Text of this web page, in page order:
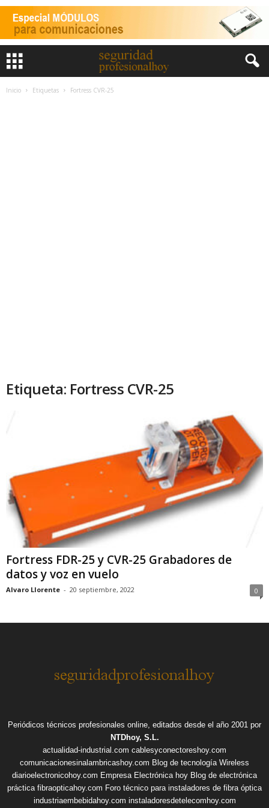
Inicio Etiquetas Fortress CVR-25
Etiqueta: Fortress CVR-25
Fortress FDR-25 y CVR-25 Grabadores de
datos y voz en vuelo
Alvaro Llorente - 20 septiembre, 2022 0
Periódicos técnicos profesionales online, editados desde el año 2001 por
NTDhoy, S.L.
actualidad-industrial.com cablesyconectoreshoy.com
comunicacionesinalambricashoy.com Blog de tecnología Wireless
diarioelectronicohoy.com Empresa Electrónica hoy Blog de electrónica
práctica fibraopticahoy.com Foro técnico para instaladores de fibra óptica
industriaembebidahoy.com instaladoresdetelecomhoy.com